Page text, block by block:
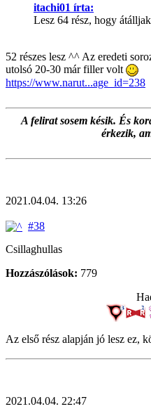
itachi01 írta:
Lesz 64 rész, hogy
52 részes lesz ^^ Az eredeti
utolsó 20-30 már filler volt
https://www.narut...age_id=238
A felirat sosem késik. És
érkezik,
2021.04.04. 13:26
#38
Csillaghullas
Hozzászólások: 779
Az első rész alapján jó lesz ez,
2021.04.04. 22:47